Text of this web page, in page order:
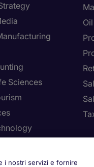
Sciences
preferenze
i nostri servizi e fornire